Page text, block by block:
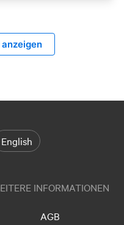
English
INFORMATIONEN
AGB